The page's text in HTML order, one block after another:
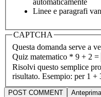
automaticamente
Linee e paragrafi
CAPTCHA
Questa domanda serve a
Quiz matematico * 9 + 2 =
Risolvi questo semplice
risultato. Esempio: per 1 +